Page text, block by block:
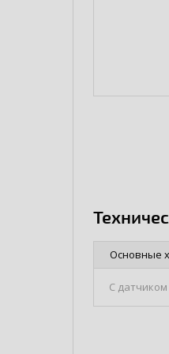
Основные
С